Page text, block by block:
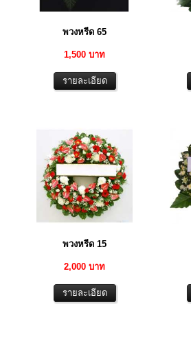
พวงหรีด 65
1,500 บาท
พวงหรีด 15
2,000 บาท